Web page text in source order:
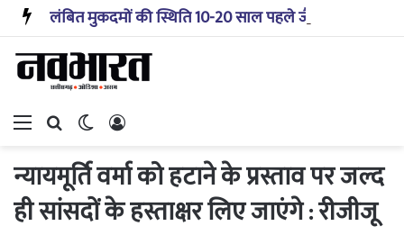
Menu Search forSwitch skin
न्यायमूर्ति वर्मा को हटाने के प्रस्ताव पर जल्द
ही सांसदों के हस्ताक्षर लिए जाएंगे : रीजीजू